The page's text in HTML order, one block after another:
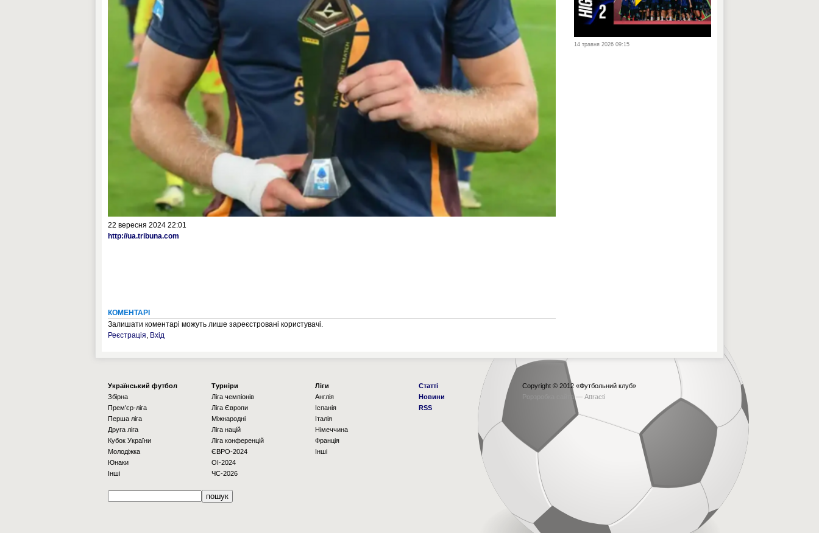
22 вересня 2024 22:01
http://ua.tribuna.com
КОМЕНТАРІ
Залишати коментарі можуть лише зареєстровані користувачі.
Реєстрація, Вхід
14 травня 2026 09:15
Українcький футбол
Збірна
Прем'єр-ліга
Перша ліга
Друга ліга
Кубок України
Молодіжка
Юнаки
Інші
Турніри
Ліга чемпіонів
Ліга Європи
Міжнародні
Ліга націй
Ліга конференцій
ЄВРО-2024
OI-2024
ЧС-2026
Ліги
Англія
Іспанія
Італія
Німеччина
Франція
Інші
Статті
Новини
RSS
Copyright © 2012 «Футбольний клуб»
Рорзробка сайта — Attracti